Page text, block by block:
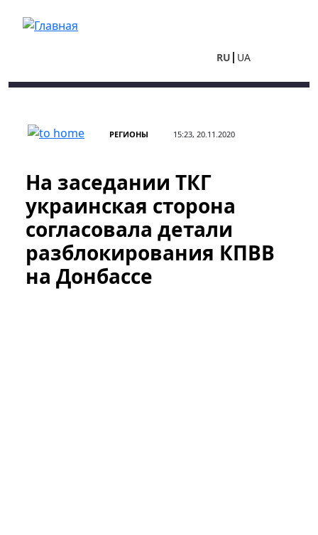
RU UA
РЕГИОНЫ 15:23, 20.11.2020
На заседании ТКГ
украинская сторона
согласовала детали
разблокирования КПВВ
на Донбассе